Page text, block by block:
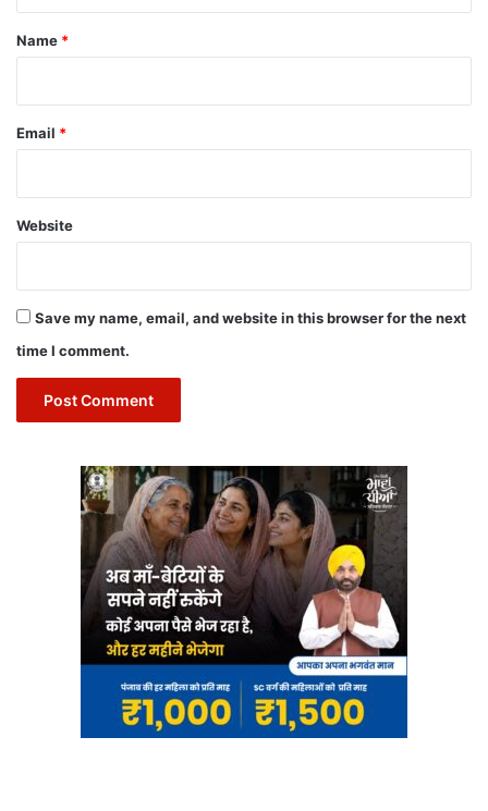
*
Name *
Email *
Website
Save my name, email, and website in this browser for the next
time I comment.